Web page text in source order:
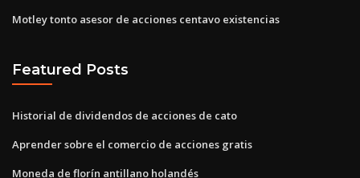
Motley tonto asesor de acciones centavo existencias
Featured Posts
Historial de dividendos de acciones de cato
Aprender sobre el comercio de acciones gratis
Moneda de florín antillano holandés